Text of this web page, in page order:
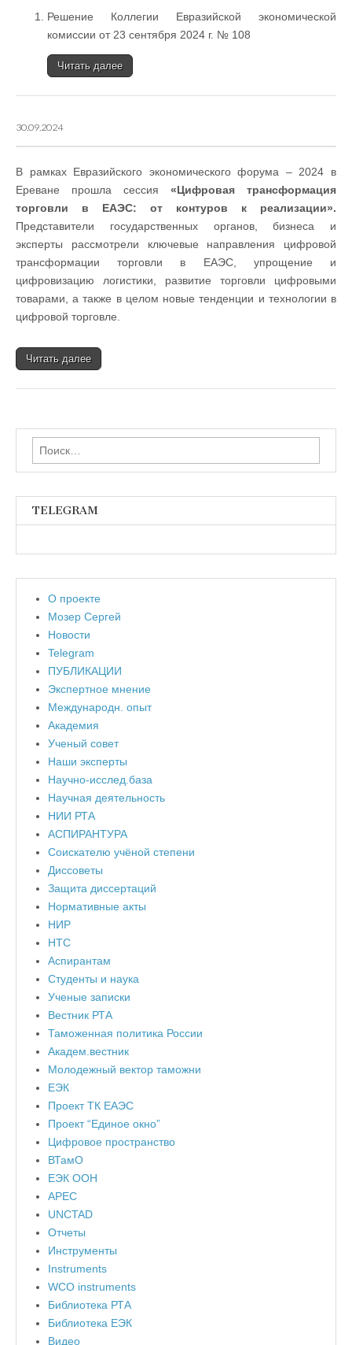
Решение Коллегии Евразийской экономической
комиссии от 23 сентября 2024 г. № 108
Читать далее
30.09.2024
В рамках Евразийского экономического форума – 2024 в
Ереване прошла сессия «Цифровая трансформация
торговли в ЕАЭС: от контуров к реализации».
Представители государственных органов, бизнеса и
эксперты рассмотрели ключевые направления цифровой
трансформации торговли в ЕАЭС, упрощение и
цифровизацию логистики, развитие торговли цифровыми
товарами, а также в целом новые тенденции и технологии в
цифровой торговле.
Читать далее
Найти:
TELEGRAM
О проекте
Мозер Сергей
Новости
Telegram
ПУБЛИКАЦИИ
Экспертное мнение
Международн. опыт
Академия
Ученый совет
Наши эксперты
Научно-исслед.база
Научная деятельность
НИИ РТА
АСПИРАНТУРА
Соискателю учёной степени
Диссоветы
Защита диссертаций
Нормативные акты
НИР
НТС
Аспирантам
Студенты и наука
Ученые записки
Вестник РТА
Таможенная политика России
Академ.вестник
Молодежный вектор таможни
ЕЭК
Проект ТК ЕАЭС
Проект “Единое окно”
Цифровое пространство
ВТамО
ЕЭК ООН
APEC
UNCTAD
Отчеты
Инструменты
Instruments
WCO instruments
Библиотека РТА
Библиотека ЕЭК
Видео